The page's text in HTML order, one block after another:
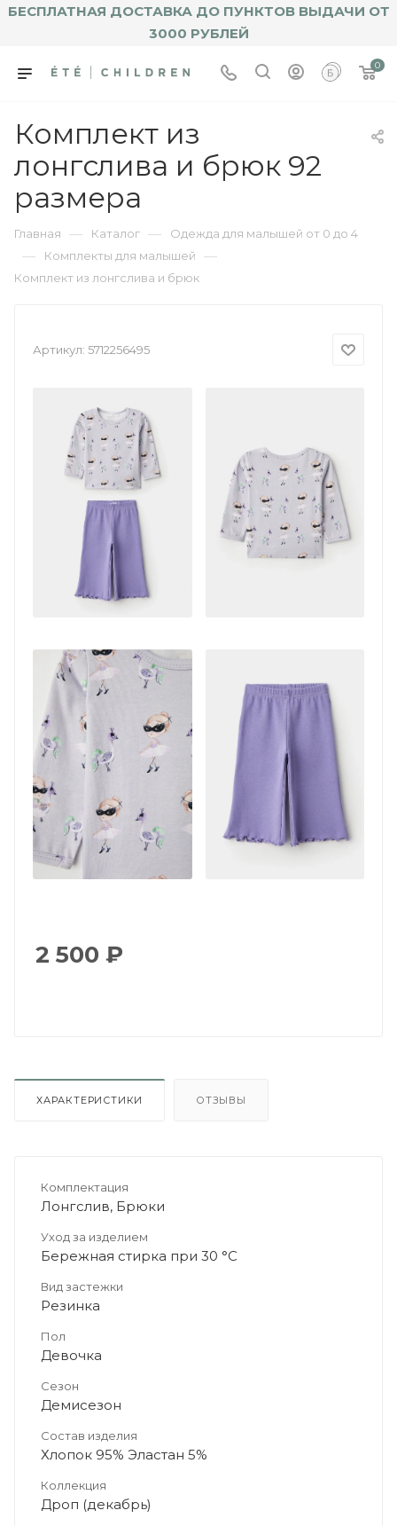
БЕСПЛАТНАЯ ДОСТАВКА ДО ПУНКТОВ ВЫДАЧИ ОТ
3000 РУБЛЕЙ
0
Комплект из
лонгслива и брюк 92
размера
Главная — Каталог — Одежда для малышей от 0 до 4
— Комплекты для малышей —
Комплект из лонгслива и брюк
Артикул: 5712256495
2 500 ₽
ХАРАКТЕРИСТИКИ ОТЗЫВЫ
Комплектация
Лонгслив, Брюки
Уход за изделием
Бережная стирка при 30 °C
Вид застежки
Резинка
Пол
Девочка
Сезон
Демисезон
Состав изделия
Хлопок 95% Эластан 5%
Коллекция
Дроп (декабрь)